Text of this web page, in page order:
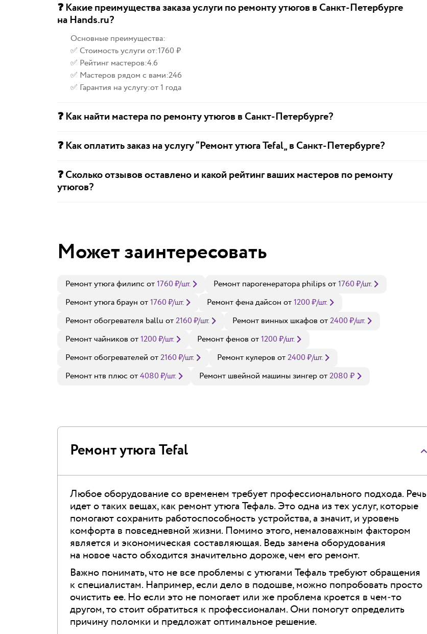
❓ Какие преимущества заказа услуги по ремонту утюгов в Санкт-Петербурге
на Hands.ru?
Основные преимущества:
✅ Стоимость услуги от:1760 ₽
✅ Рейтинг мастеров:4.6
✅ Мастеров рядом с вами:246
✅ Гарантия на услугу:от 1 года
❓ Как найти мастера по ремонту утюгов в Санкт-Петербурге?
❓ Как оплатить заказ на услугу “Ремонт утюга Tefal„ в Санкт-Петербурге?
❓ Сколько отзывов оставлено и какой рейтинг ваших мастеров по ремонту
утюгов?
Может заинтересовать
Ремонт утюга филипс от1760₽/шт. Ремонт парогенератора philips от1760₽/шт.
Ремонт утюга браун от1760₽/шт. Ремонт фена дайсон от1200₽/шт.
Ремонт обогревателя ballu от2160₽/шт. Ремонт винных шкафов от2400₽/шт.
Ремонт чайников от1200₽/шт. Ремонт фенов от1200₽/шт.
Ремонт обогревателей от2160₽/шт. Ремонт кулеров от2400₽/шт.
Ремонт нтв плюс от4080₽/шт. Ремонт швейной машины зингерот2080₽
Ремонт утюга Tefal
Любое оборудование со временем требует профессионального подхода. Речь
идет о таких вещах, как ремонт утюга Тефаль. Это одна из тех услуг, которые
помогают сохранить работоспособность устройства, а значит, и уровень
комфорта в повседневной жизни. Помимо этого, немаловажным фактором
является и экономическая составляющая. Ведь замена оборудования
на новое часто обходится значительно дороже, чем его ремонт.
Важно понимать, что не все проблемы с утюгами Тефаль требуют обращения
к специалистам. Например, если дело в подошве, можно попробовать просто
очистить ее. Но если это не помогает или же проблема кроется в чем‑то
другом, то стоит обратиться к профессионалам. Они помогут определить
причину поломки и предложат оптимальное решение.